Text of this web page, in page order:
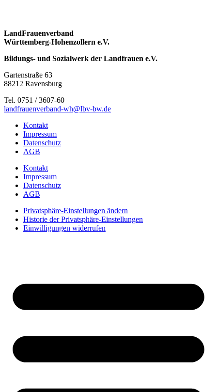
LandFrauenverband
Württemberg-Hohenzollern e.V.
Bildungs- und Sozialwerk der Landfrauen e.V.
Gartenstraße 63
88212 Ravensburg
Tel. 0751 / 3607-60
landfrauenverband-wh@lbv-bw.de
Kontakt
Impressum
Datenschutz
AGB
Kontakt
Impressum
Datenschutz
AGB
Privatsphäre-Einstellungen ändern
Historie der Privatsphäre-Einstellungen
Einwilligungen widerrufen